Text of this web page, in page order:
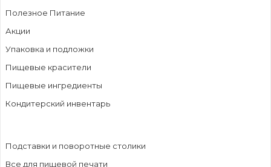
Полезное Питание
Акции
Упаковка и подложки
Пищевые красители
Пищевые ингредиенты
Кондитерский инвентарь
Подставки и поворотные столики
Все для пищевой печати